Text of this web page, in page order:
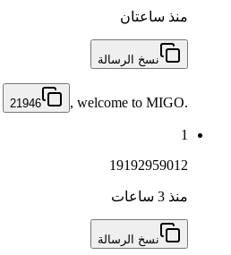
منذ ساعتان
نسخ الرسالة
21946 , welcome to MIGO.
1
19192959012
منذ 3 ساعات
نسخ الرسالة